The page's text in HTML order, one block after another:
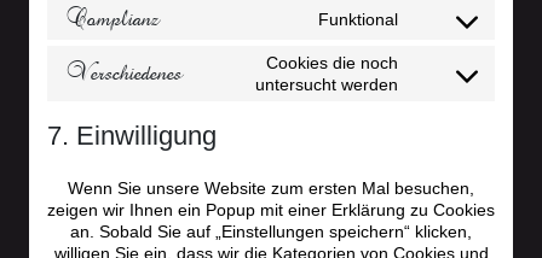
service
Complianz Funktional
Consent
service
Verschiedenes
Cookies die noch
untersucht werden
Consent
7. Einwilligung
Wenn Sie unsere Website zum ersten Mal besuchen,
zeigen wir Ihnen ein Popup mit einer Erklärung zu Cookies
an. Sobald Sie auf „Einstellungen speichern“ klicken,
willigen Sie ein, dass wir die Kategorien von Cookies und